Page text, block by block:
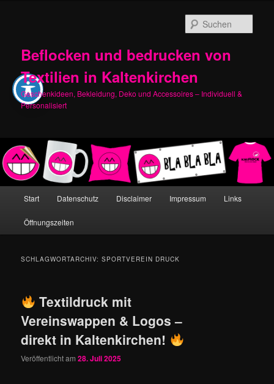
Beflocken und bedrucken von
Textilien in Kaltenkirchen
Geschenkideen, Bekleidung, Deko und Accessoires – Individuell &
Personalisiert
Start Datenschutz Disclaimer Impressum Links
Öffnungszeiten
SCHLAGWORTARCHIV:SPORTVEREIN DRUCK
Textildruck mit
Vereinswappen & Logos –
direkt in Kaltenkirchen!
Veröffentlicht am28. Juli 2025